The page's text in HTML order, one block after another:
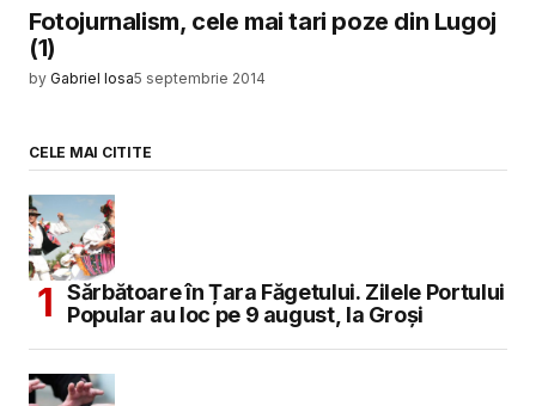
Fotojurnalism, cele mai tari poze din Lugoj
(1)
by Gabriel Iosa5 septembrie 2014
CELE MAI CITITE
Sărbătoare în Țara Făgetului. Zilele Portului
Popular au loc pe 9 august, la Groși